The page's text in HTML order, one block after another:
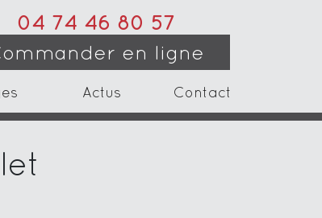
04 74 46 80 57
en ligne
Actus Contact